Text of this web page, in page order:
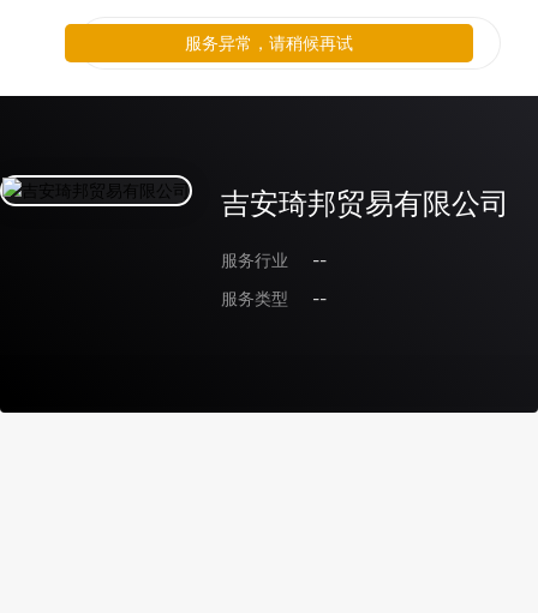
吉安琦邦贸易有限公司
服务行业
--
服务类型
--
服务异常，请稍候再试